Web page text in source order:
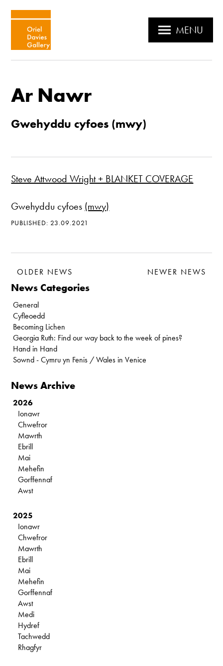
MENU
Ar Nawr
Gwehyddu cyfoes (mwy)
Steve Attwood Wright + BLANKET COVERAGE
Gwehyddu cyfoes (mwy)
PUBLISHED: 23.09.2021
OLDER NEWS NEWER NEWS
News Categories
General
Cyfleoedd
Becoming Lichen
Georgia Ruth: Find our way back to the week of pines?
Hand in Hand
Sownd - Cymru yn Fenis / Wales in Venice
News Archive
2026
Ionawr
Chwefror
Mawrth
Ebrill
Mai
Mehefin
Gorffennaf
Awst
2025
Ionawr
Chwefror
Mawrth
Ebrill
Mai
Mehefin
Gorffennaf
Awst
Medi
Hydref
Tachwedd
Rhagfyr